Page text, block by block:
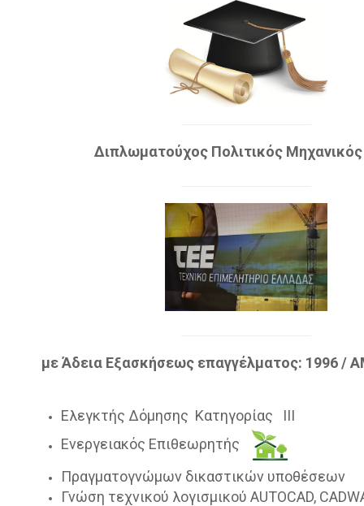
Διπλωματούχος Πολιτικός
με Άδεια Εξασκήσεως επαγγέλματος: 1996 /
Ελεγκτής Δόμησης Κατηγορίας ΙΙΙ
Ενεργειακός Επιθεωρητής
Πραγματογνώμων δικαστικών υποθέσεων
Γνώση τεχνικού λογισμικού AUTOCAD,